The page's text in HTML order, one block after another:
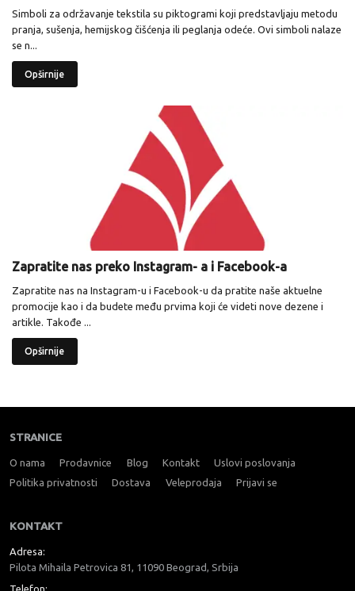
Simboli za održavanje tekstila su piktogrami koji predstavljaju metodu
pranja, sušenja, hemijskog čišćenja ili peglanja odeće. Ovi simboli nalaze
se n...
Opširnije
Zapratite nas preko Instagram- a i Facebook-a
Zapratite nas na Instagram-u i Facebook-u da pratite naše aktuelne
promocije kao i da budete među prvima koji će videti nove dezene i
artikle. Takođe ...
Opširnije
STRANICE
O nama Prodavnice Blog Kontakt
Uslovi poslovanja
Politika privatnosti
Dostava Veleprodaja Prijavi se
KONTAKT
Adresa:
Pilota Mihaila Petrovica 81, 11090 Beograd, Srbija